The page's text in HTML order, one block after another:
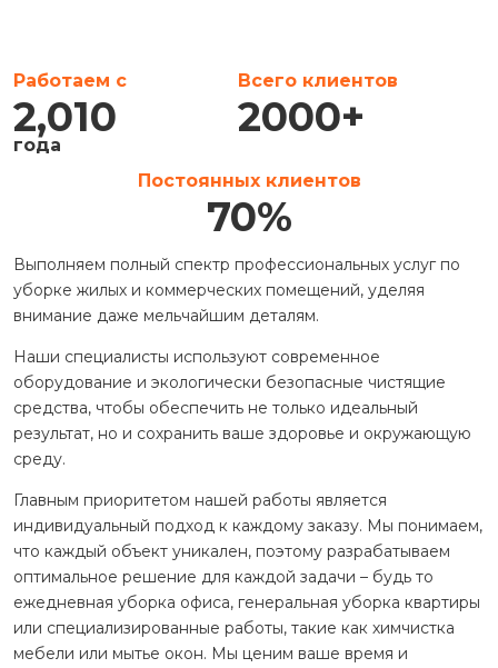
Работаем с
2,010
года
Всего клиентов
2000+
Постоянных клиентов
70%
Выполняем полный спектр профессиональных услуг по
уборке жилых и коммерческих помещений, уделяя
внимание даже мельчайшим деталям.
Наши специалисты используют современное
оборудование и экологически безопасные чистящие
средства, чтобы обеспечить не только идеальный
результат, но и сохранить ваше здоровье и окружающую
среду.
Главным приоритетом нашей работы является
индивидуальный подход к каждому заказу. Мы понимаем,
что каждый объект уникален, поэтому разрабатываем
оптимальное решение для каждой задачи – будь то
ежедневная уборка офиса, генеральная уборка квартиры
или специализированные работы, такие как химчистка
мебели или мытье окон. Мы ценим ваше время и